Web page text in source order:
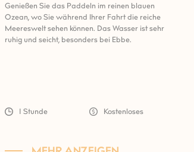
Genießen Sie das Paddeln im reinen blauen
Ozean, wo Sie während Ihrer Fahrt die reiche
Meereswelt sehen können. Das Wasser ist sehr
ruhig und seicht, besonders bei Ebbe.
1 Stunde Kostenloses